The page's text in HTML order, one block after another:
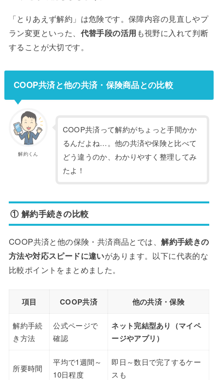
「とりあえず解約」は危険です。保障内容の見直しやプ
ラン変更といった、 代替手段の活用 も視野に入れて判断
することが大切です。
COOP共済と他の共済・保険商品との比較
解約くん
COOP共済って解約がちょっと手間かか
るんだよね…。他の共済や保険と比べて
どう違うのか、わかりやすく整理してみ
たよ！
① 解約手続きの比較
COOP共済と他の保険・共済商品とでは、解約手続きの
方法や対応スピードに違いがあります。以下に代表的な
比較ポイントをまとめました。
項目 COOP共済 他の共済・保険
解約手続
き方法
公式ページで
確認
ネット完結型あり（マイペ
ージやアプリ）
所要時間
平均で1週間～
10日程度
即日～数日で完了するケー
スも